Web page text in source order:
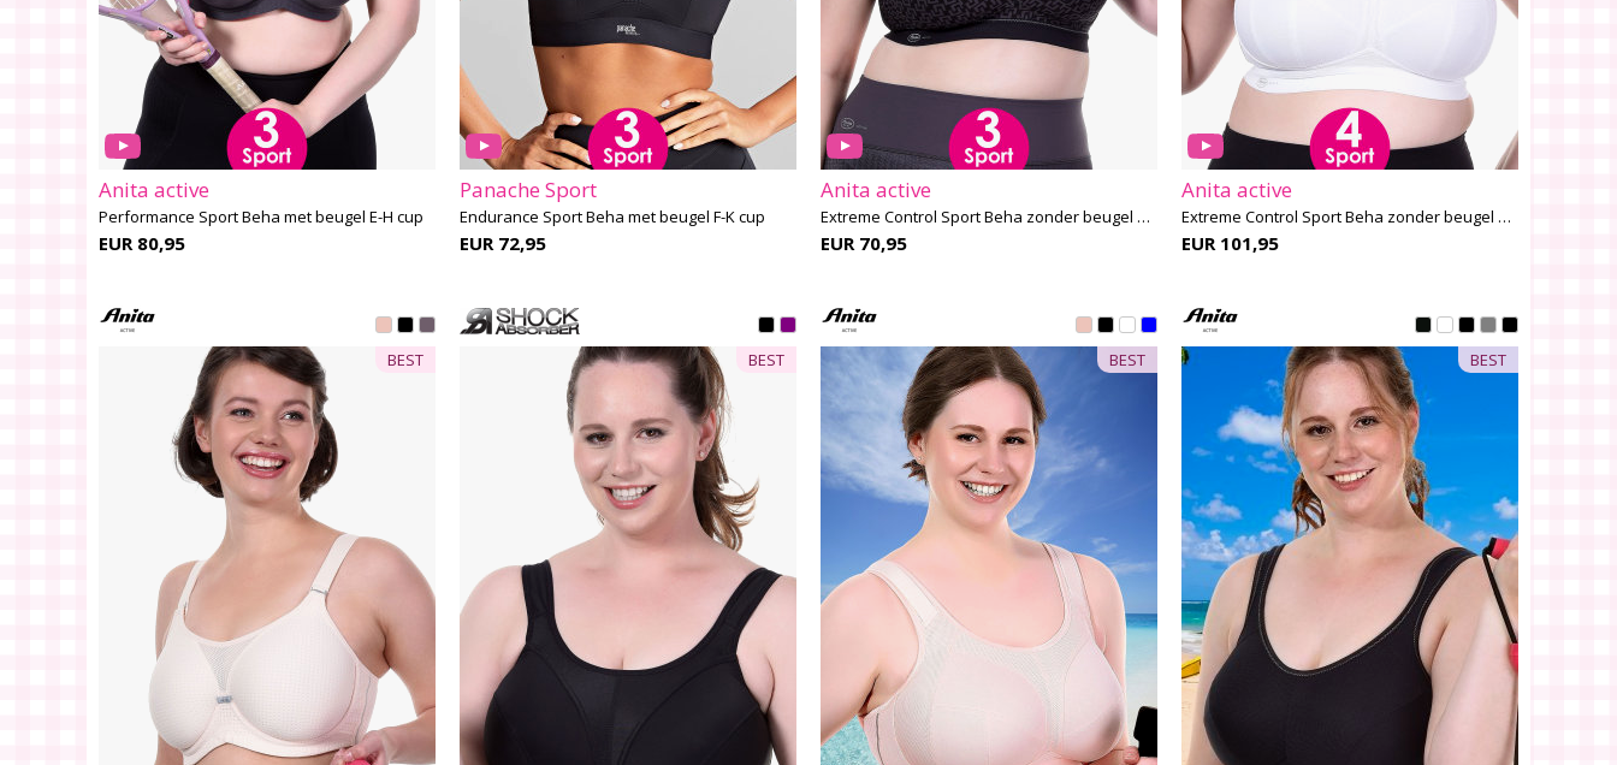
Anita active
Performance Sport Beha met beugel E-H cup
EUR 80,95
Panache Sport
Endurance Sport Beha met beugel F-K cup
EUR 72,95
Anita active
Extreme Control Sport Beha zonder beugel E-H cup
EUR 70,95
Anita active
Extreme Control Sport Beha zonder beugel H-K cup
EUR 101,95
BEST BEST BEST BEST